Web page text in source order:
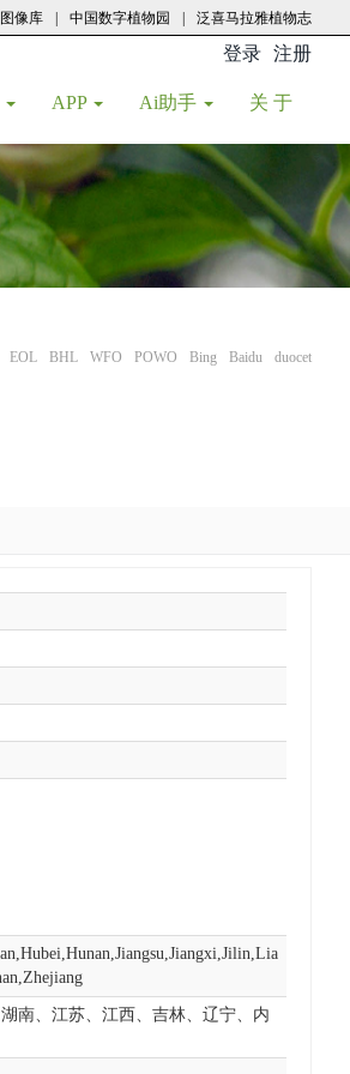
像库 中国数字植物园 泛喜马拉雅植物志
登录 注册
APP Ai助手 关 于
EOL BHL WFO POWO Bing Baidu duocet
南、江苏、江西、吉林、辽宁、内